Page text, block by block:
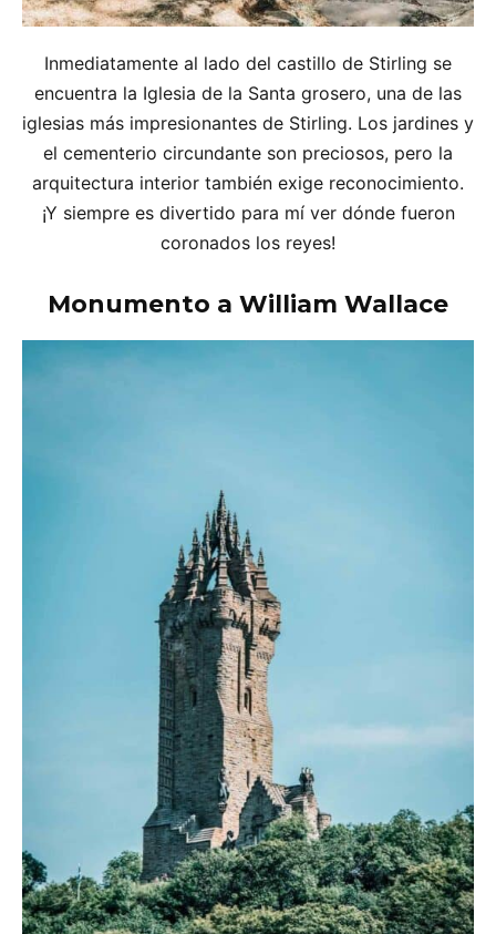
Inmediatamente al lado del castillo de Stirling se
encuentra la Iglesia de la Santa grosero, una de las
iglesias más impresionantes de Stirling. Los jardines y
el cementerio circundante son preciosos, pero la
arquitectura interior también exige reconocimiento.
¡Y siempre es divertido para mí ver dónde fueron
coronados los reyes!
Monumento a William Wallace